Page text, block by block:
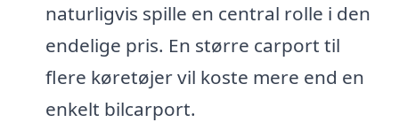
naturligvis spille en central rolle i den
endelige pris. En større carport til
flere køretøjer vil koste mere end en
enkelt bilcarport.